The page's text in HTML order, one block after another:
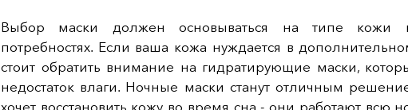
Выбор маски должен основываться на типе кожи
потребностях. Если ваша кожа нуждается в
стоит обратить внимание на гидратирующие маски,
недостаток влаги. Ночные маски станут отличным